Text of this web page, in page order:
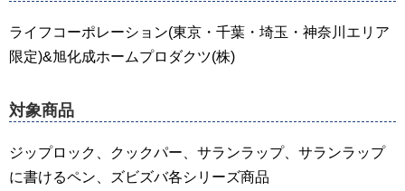
ライフコーポレーション(東京・千葉・埼玉・神奈川エリア
限定)&旭化成ホームプロダクツ(株)
対象商品
ジップロック、クックパー、サランラップ、サランラップ
に書けるペン、ズビズバ各シリーズ商品